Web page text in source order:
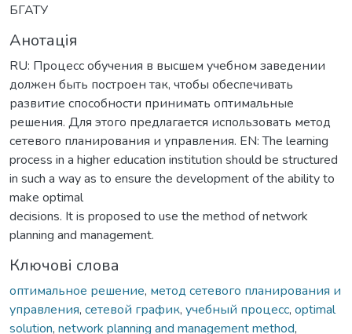
БГАТУ
Анотація
RU: Процесс обучения в высшем учебном заведении
должен быть построен так, чтобы обеспечивать
развитие способности принимать оптимальные
решения. Для этого предлагается использовать метод
сетевого планирования и управления. EN: The learning
process in a higher education institution should be structured
in such a way as to ensure the development of the ability to
make optimal
decisions. It is proposed to use the method of network
planning and management.
Ключові слова
оптимальное решение, метод сетевого планирования и
управления, сетевой график, учебный процесс, optimal
solution, network planning and management method,